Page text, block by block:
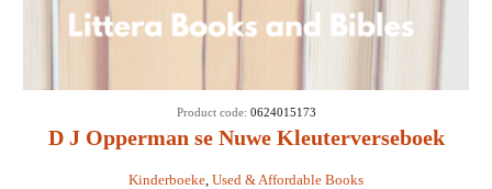
D J Opperman se Nuwe Kleuterverseboek
Kinderboeke Used & Affordable Books
Product code: 0624015173